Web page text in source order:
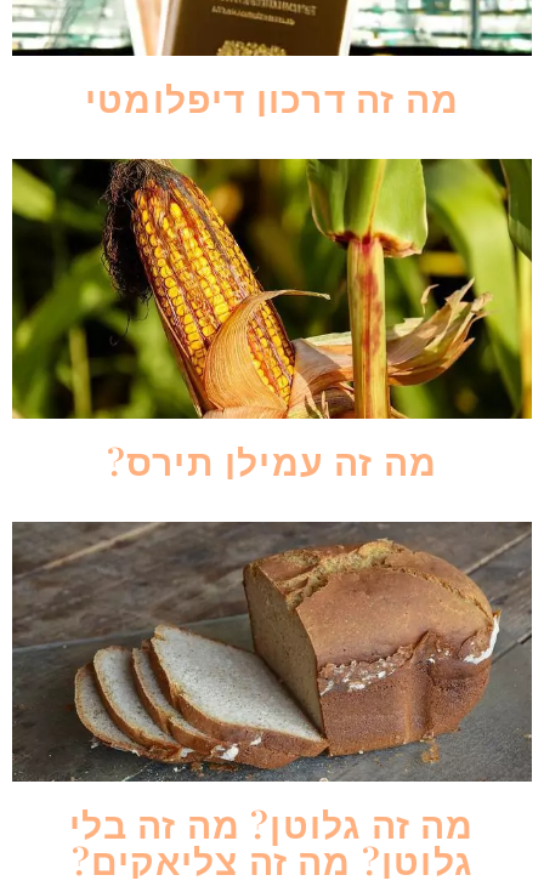
מה זה דרכון דיפלומטי
מה זה עמילן תירס?
מה זה גלוטן? מה זה בלי
גלוטן? מה זה צליאקים?